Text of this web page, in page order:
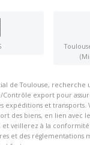
de Toulouse, recherche
Contrôle export pour
expéditions et transports.
des biens, en lien avec
et veillerez à la conformité
et des réglementations